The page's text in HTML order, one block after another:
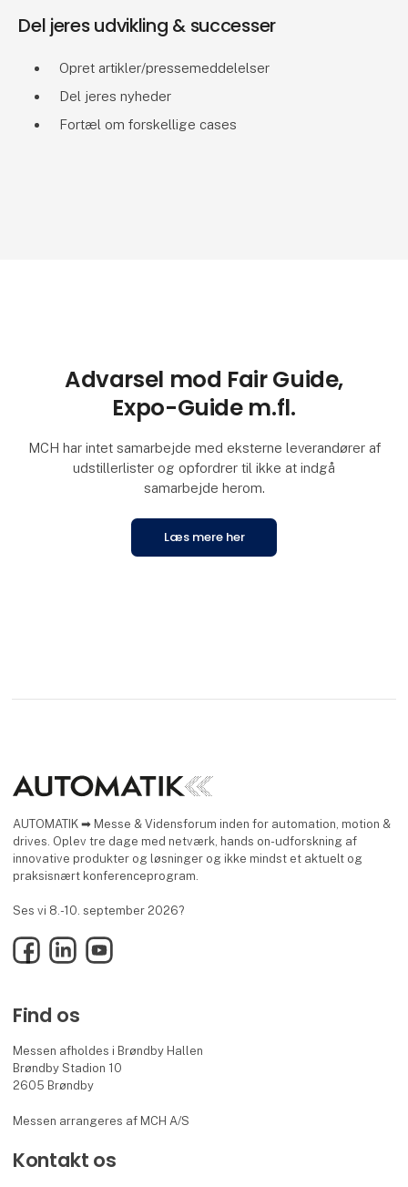
Del jeres udvikling & successer
Opret artikler/pressemeddelelser
Del jeres nyheder
Fortæl om forskellige cases
Advarsel mod Fair Guide,
Expo-Guide m.fl.
MCH har intet samarbejde med eksterne leverandører af
udstillerlister og opfordrer til ikke at indgå
samarbejde herom.
Læs mere her
AUTOMATIK ➡ Messe & Vidensforum inden for automation, motion &
drives. Oplev tre dage med netværk, hands on-udforskning af
innovative produkter og løsninger og ikke mindst et aktuelt og
praksisnært konferenceprogram.
Ses vi 8.-10. september 2026?
FacebookLinkedInYouTube
Find os
Messen afholdes i Brøndby Hallen
Brøndby Stadion 10
2605 Brøndby
Messen arrangeres af MCH A/S
Kontakt os